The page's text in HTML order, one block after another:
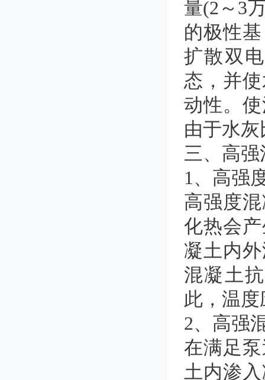
量(2～3
的极性
扩散双
态，并
动性。
由于水
三、高
1、高强
高强度
化热会
凝土内
混凝土
此，温
2、高强
在满足
土内渗